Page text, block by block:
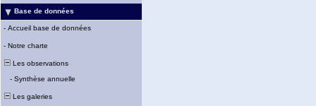
Base de données
- Accueil base de données
- Notre charte
Les observations
- Synthèse annuelle
Les galeries